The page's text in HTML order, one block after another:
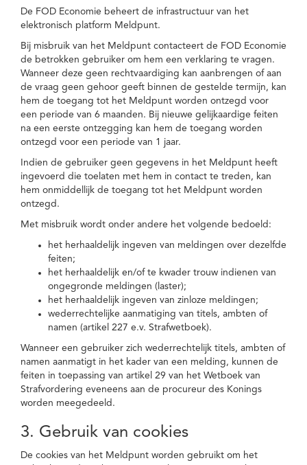
De FOD Economie beheert de infrastructuur van het
elektronisch platform Meldpunt.
Bij misbruik van het Meldpunt contacteert de FOD Economie
de betrokken gebruiker om hem een verklaring te vragen.
Wanneer deze geen rechtvaardiging kan aanbrengen of aan
de vraag geen gehoor geeft binnen de gestelde termijn, kan
hem de toegang tot het Meldpunt worden ontzegd voor
een periode van 6 maanden. Bij nieuwe gelijkaardige feiten
na een eerste ontzegging kan hem de toegang worden
ontzegd voor een periode van 1 jaar.
Indien de gebruiker geen gegevens in het Meldpunt heeft
ingevoerd die toelaten met hem in contact te treden, kan
hem onmiddellijk de toegang tot het Meldpunt worden
ontzegd.
Met misbruik wordt onder andere het volgende bedoeld:
het herhaaldelijk ingeven van meldingen over dezelfde
feiten;
het herhaaldelijk en/of te kwader trouw indienen van
ongegronde meldingen (laster);
het herhaaldelijk ingeven van zinloze meldingen;
wederrechtelijke aanmatiging van titels, ambten of
namen (artikel 227 e.v. Strafwetboek).
Wanneer een gebruiker zich wederrechtelijk titels, ambten of
namen aanmatigt in het kader van een melding, kunnen de
feiten in toepassing van artikel 29 van het Wetboek van
Strafvordering eveneens aan de procureur des Konings
worden meegedeeld.
3. Gebruik van cookies
De cookies van het Meldpunt worden gebruikt om het